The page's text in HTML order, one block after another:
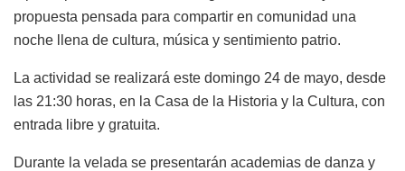
propuesta pensada para compartir en comunidad una
noche llena de cultura, música y sentimiento patrio.
La actividad se realizará este domingo 24 de mayo, desde
las 21:30 horas, en la Casa de la Historia y la Cultura, con
entrada libre y gratuita.
Durante la velada se presentarán academias de danza y